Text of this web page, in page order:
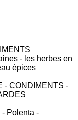
- les herbes en
épices
- CONDIMENTS -
- Polenta -